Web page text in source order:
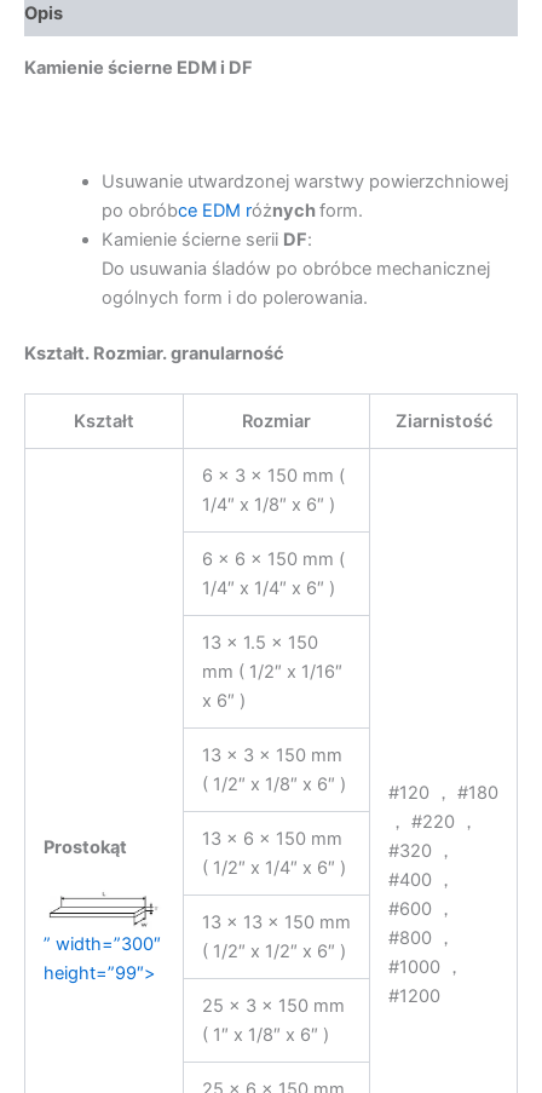
Opis
Kamienie ścierne EDM i DF
Usuwanie utwardzonej warstwy powierzchniowej
po obróbce EDM różnychform.
Kamienie ścierne serii DF:
Do usuwania śladów po obróbce mechanicznej
ogólnych form i do polerowania.
Kształt. Rozmiar. granularność
Kształt Rozmiar Ziarnistość
Prostokąt
” width=”300″
height=”99″>
6 x 3 x 150 mm (
1/4″ x 1/8″ x 6″ )
#120 ， #180
， #220 ，
#320 ，
#400 ，
#600 ，
#800 ，
#1000 ，
#1200
6 x 6 x 150 mm (
1/4″ x 1/4″ x 6″ )
13 x 1.5 x 150
mm ( 1/2″ x 1/16″
x 6″ )
13 x 3 x 150 mm
( 1/2″ x 1/8″ x 6″ )
13 x 6 x 150 mm
( 1/2″ x 1/4″ x 6″ )
13 x 13 x 150 mm
( 1/2″ x 1/2″ x 6″ )
25 x 3 x 150 mm
( 1″ x 1/8″ x 6″ )